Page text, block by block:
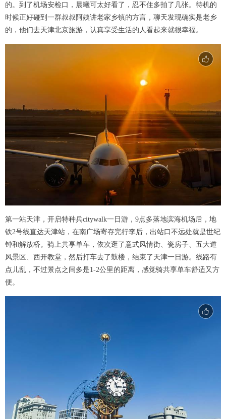
的。到了机场安检口，晨曦可太好看了，忍不住多拍了几张。待机的
时候正好碰到一群叔叔阿姨讲老家乡镇的方言，聊天发现确实是老乡
的，他们去天津北京旅游，认真享受生活的人看起来就很幸福。
第一站天津，开启特种兵citywalk一日游，9点多落地滨海机场后，地
铁2号线直达天津站，在南广场寄存完行李后，出站口不远处就是世纪
钟和解放桥。骑上共享单车，依次逛了意式风情街、瓷房子、五大道
风景区、西开教堂，然后打车去了鼓楼，结束了天津一日游。线路有
点儿乱，不过景点之间多是1-2公里的距离，感觉骑共享单车舒适又方
便。